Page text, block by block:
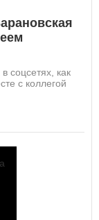
соцсетях, как
с коллегой